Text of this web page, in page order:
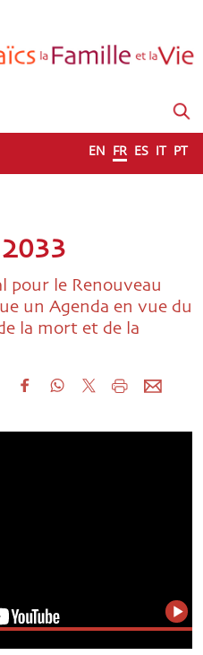
EN FR ES IT PT
2033
pour le Renouveau
un Agenda en vue du
la mort et de la